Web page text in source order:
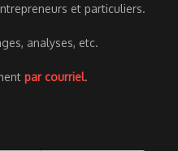
et particuliers.
analyses, etc.
par courriel.